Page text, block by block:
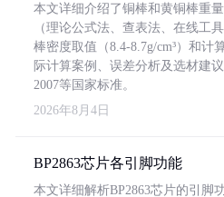
本文详细介绍了铜棒和黄铜棒重
（理论公式法、查表法、在线工
棒密度取值（8.4-8.7g/cm³）和计
际计算案例、误差分析及选材建
2007等国家标准。
2026年8月4日
BP2863芯片各引脚功能
本文详细解析BP2863芯片的引脚